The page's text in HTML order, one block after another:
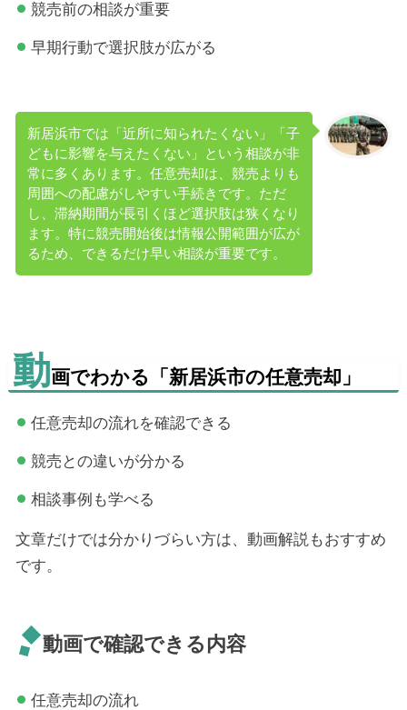
競売前の相談が重要
早期行動で選択肢が広がる
新居浜市では「近所に知られたくない」「子
どもに影響を与えたくない」という相談が非
常に多くあります。任意売却は、競売よりも
周囲への配慮がしやすい手続きです。ただ
し、滞納期間が長引くほど選択肢は狭くなり
ます。特に競売開始後は情報公開範囲が広が
るため、できるだけ早い相談が重要です。
動画でわかる「新居浜市の任意売却」
任意売却の流れを確認できる
競売との違いが分かる
相談事例も学べる
文章だけでは分かりづらい方は、動画解説もおすすめ
です。
動画で確認できる内容
任意売却の流れ